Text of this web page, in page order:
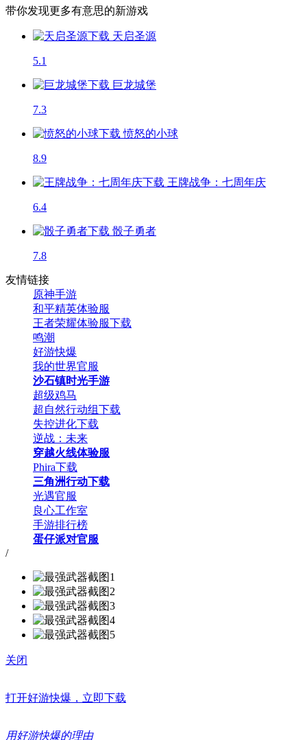
带你发现更多有意思的新游戏
天启圣源
5.1
巨龙城堡
7.3
愤怒的小球
8.9
王牌战争：七周年庆
6.4
骰子勇者
7.8
友情链接
原神手游
和平精英体验服
王者荣耀体验服下载
鸣潮
好游快爆
我的世界官服
沙石镇时光手游
超级鸡马
超自然行动组下载
失控进化下载
逆战：未来
穿越火线体验服
Phira下载
三角洲行动下载
光遇官服
良心工作室
手游排行榜
蛋仔派对官服
/
关闭
打开好游快爆，立即下载
用好游快爆的理由